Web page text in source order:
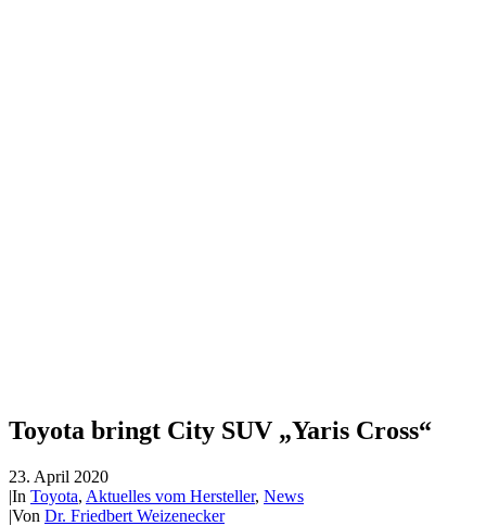
Toyota bringt City SUV „Yaris Cross“
23. April 2020
|In Toyota, Aktuelles vom Hersteller, News
|Von Dr. Friedbert Weizenecker